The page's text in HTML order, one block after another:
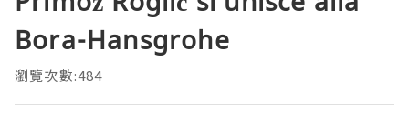
Bora-Hansgrohe
瀏覽次數:484